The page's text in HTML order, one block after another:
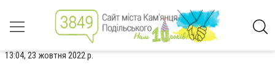
13:04, 23 жовтня 2022 р.